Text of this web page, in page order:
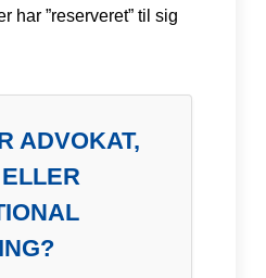
har ”reserveret” til sig
ADVOKAT,